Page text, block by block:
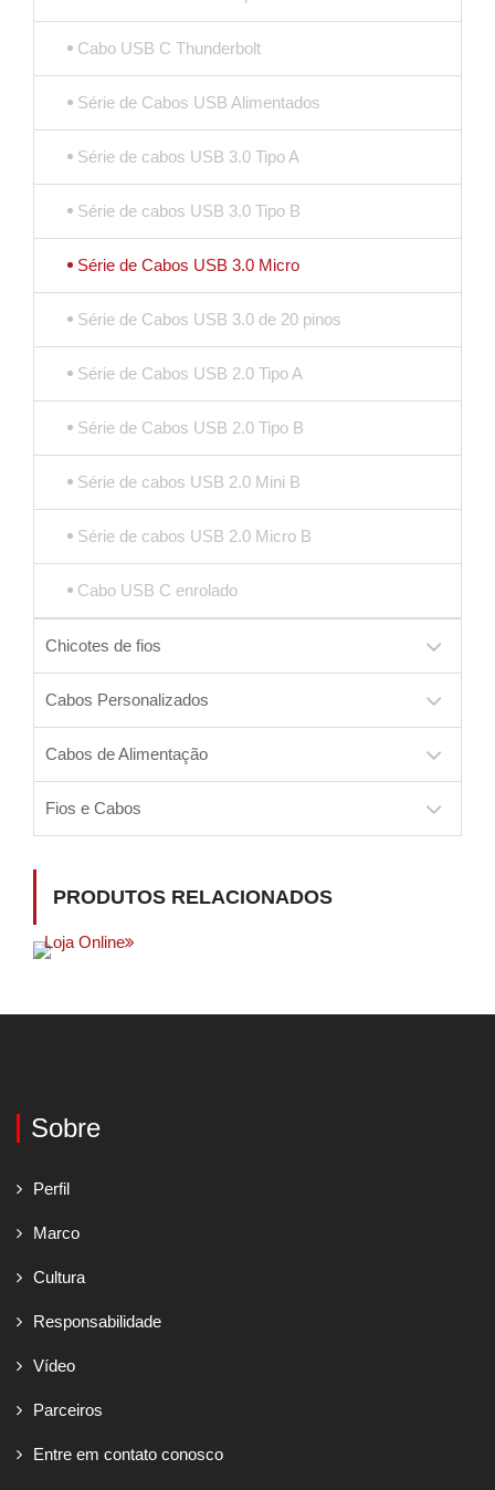
Cabo USB C Thunderbolt
Série de Cabos USB Alimentados
Série de cabos USB 3.0 Tipo A
Série de cabos USB 3.0 Tipo B
Série de Cabos USB 3.0 Micro
Série de Cabos USB 3.0 de 20 pinos
Série de Cabos USB 2.0 Tipo A
Série de Cabos USB 2.0 Tipo B
Série de cabos USB 2.0 Mini B
Série de cabos USB 2.0 Micro B
Cabo USB C enrolado
Chicotes de fios
Cabos Personalizados
Cabos de Alimentação
Fios e Cabos
PRODUTOS RELACIONADOS
Loja Online
Sobre
Perfil
Marco
Cultura
Responsabilidade
Vídeo
Parceiros
Entre em contato conosco